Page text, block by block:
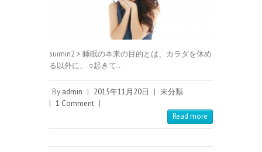
suimin2 > 睡眠の本来の目的とは、カラダを休め
る以外に、 ○起きて…
By admin | 2015年11月20日 | 未分類
| 1 Comment |
Read more